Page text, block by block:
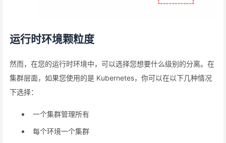
运行时环境颗粒度
然而，在您的运行时环境中，可以选择您想要什么级别的分离。在
集群层面，如果您使用的是 Kubernetes，你可以在以下几种情况
下选择：
一个集群管理所有
每个环境一个集群